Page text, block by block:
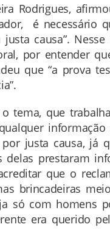
Rodrigues,
é necessário
causa”.
por entender
que “a prova
tema, que
justa causa, já
prestaram
que o
brincadeiras
só com homens
era querido